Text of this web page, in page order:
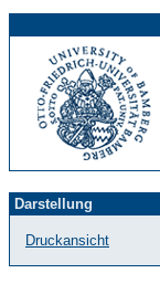
Darstellung
Druckansicht